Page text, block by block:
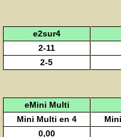
e2sur4
2-11
2-5
eMini Multi
Mini Multi en 4
0,00